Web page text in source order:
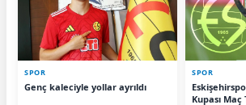
SPOR
Genç kaleciyle yollar ayrıldı
SPOR
Kupası